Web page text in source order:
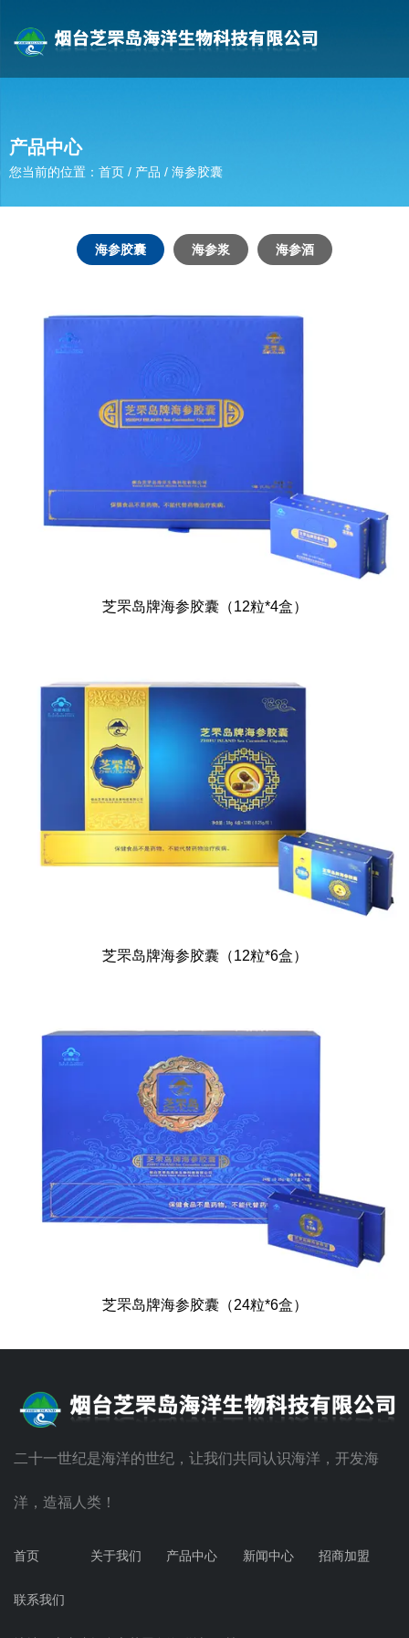
产品中心
您当前的位置：首页 / 产品 / 海参胶囊
海参胶囊 海参浆 海参酒
芝罘岛牌海参胶囊（12粒*4盒）
芝罘岛牌海参胶囊（12粒*6盒）
芝罘岛牌海参胶囊（24粒*6盒）
二十一世纪是海洋的世纪，让我们共同认识海洋，开发海
洋，造福人类！
首页 关于我们 产品中心 新闻中心 招商加盟
联系我们